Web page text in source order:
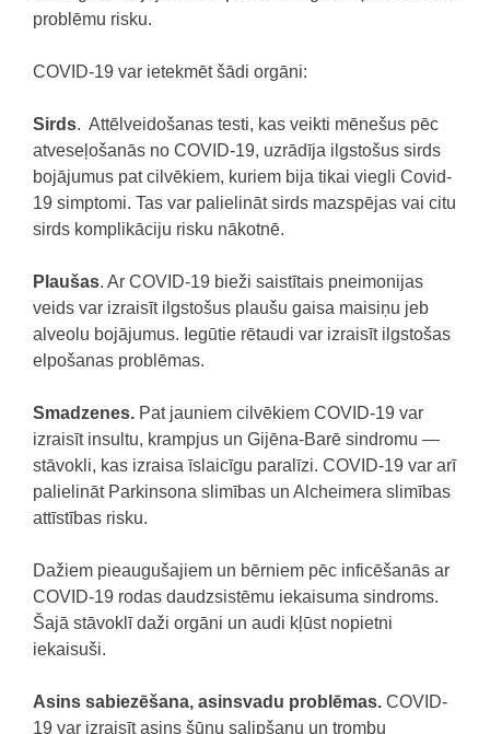
problēmu risku.
COVID-19 var ietekmēt šādi orgāni:
Sirds. Attēlveidošanas testi, kas veikti mēnešus pēc
atveseļošanās no COVID-19, uzrādīja ilgstošus sirds
bojājumus pat cilvēkiem, kuriem bija tikai viegli Covid-
19 simptomi. Tas var palielināt sirds mazspējas vai citu
sirds komplikāciju risku nākotnē.
Plaušas. Ar COVID-19 bieži saistītais pneimonijas
veids var izraisīt ilgstošus plaušu gaisa maisiņu jeb
alveolu bojājumus. Iegūtie rētaudi var izraisīt ilgstošas ​​
elpošanas problēmas.
Smadzenes. Pat jauniem cilvēkiem COVID-19 var
izraisīt insultu, krampjus un Gijēna-Barē sindromu —
stāvokli, kas izraisa īslaicīgu paralīzi. COVID-19 var arī
palielināt Parkinsona slimības un Alcheimera slimības
attīstības risku.
Dažiem pieaugušajiem un bērniem pēc inficēšanās ar
COVID-19 rodas daudzsistēmu iekaisuma sindroms.
Šajā stāvoklī daži orgāni un audi kļūst nopietni
iekaisuši.
Asins sabiezēšana, asinsvadu problēmas. COVID-
19 var izraisīt asins šūnu salipšanu un trombu